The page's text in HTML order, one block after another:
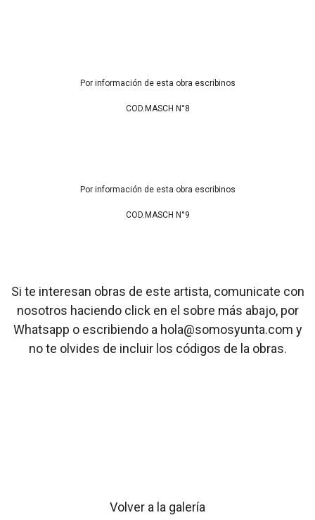
Por información de esta obra escribinos
COD.MASCH N°8
Por información de esta obra escribinos
COD.MASCH N°9
Si te interesan obras de este artista, comunicate con
nosotros haciendo click en el sobre más abajo, por
Whatsapp o escribiendo a hola@somosyunta.com y
no te olvides de incluir los códigos de la obras.
Volver a la galería